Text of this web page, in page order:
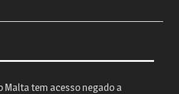
Malta tem acesso negado a